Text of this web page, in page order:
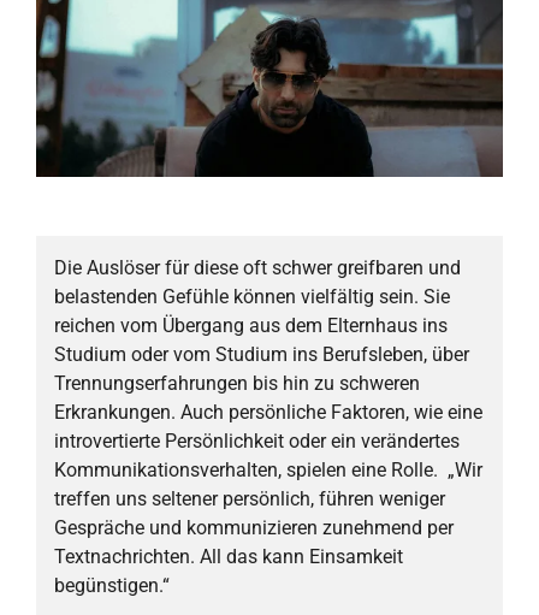
Die Auslöser für diese oft schwer greifbaren und
belastenden Gefühle können vielfältig sein. Sie
reichen vom Übergang aus dem Elternhaus ins
Studium oder vom Studium ins Berufsleben, über
Trennungserfahrungen bis hin zu schweren
Erkrankungen. Auch persönliche Faktoren, wie eine
introvertierte Persönlichkeit oder ein verändertes
Kommunikationsverhalten, spielen eine Rolle. „Wir
treffen uns seltener persönlich, führen weniger
Gespräche und kommunizieren zunehmend per
Textnachrichten. All das kann Einsamkeit
begünstigen.“